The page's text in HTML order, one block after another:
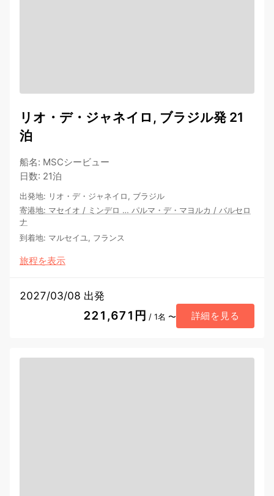
リオ・デ・ジャネイロ, ブラジル発 21
泊
船名: MSCシービュー
日数: 21泊
出発地: リオ・デ・ジャネイロ, ブラジル
寄港地: マセイオ / ミンデロ … パルマ・デ・マヨルカ / バルセロ
ナ
到着地: マルセイユ, フランス
旅程を表示
2027/03/08 出発
221,671円 / 1名 〜 詳細を見る